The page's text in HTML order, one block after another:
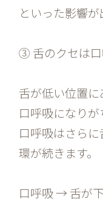
といった影響が
③ 舌のクセは
舌が低い位置に
口呼吸になりが
口呼吸はさら
環が続きます。
口呼吸 → 舌が